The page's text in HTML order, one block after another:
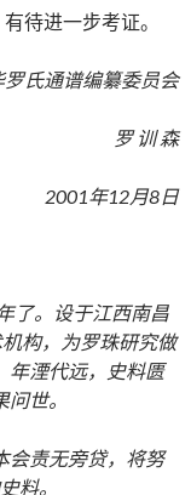
待进一步考证。
罗氏通谱编纂委员会
罗 训 森
2001年12月8日
了。设于江西南昌
构，为罗珠研究做
年湮代远，史料匮
世。
会责无旁贷，将努
料。